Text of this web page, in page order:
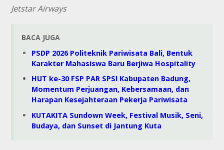
Jetstar Airways
BACA JUGA
PSDP 2026 Politeknik Pariwisata Bali, Bentuk
Karakter Mahasiswa Baru Berjiwa Hospitality
HUT ke-30 FSP PAR SPSI Kabupaten Badung,
Momentum Perjuangan, Kebersamaan, dan
Harapan Kesejahteraan Pekerja Pariwisata
KUTAKITA Sundown Week, Festival Musik, Seni,
Budaya, dan Sunset di Jantung Kuta